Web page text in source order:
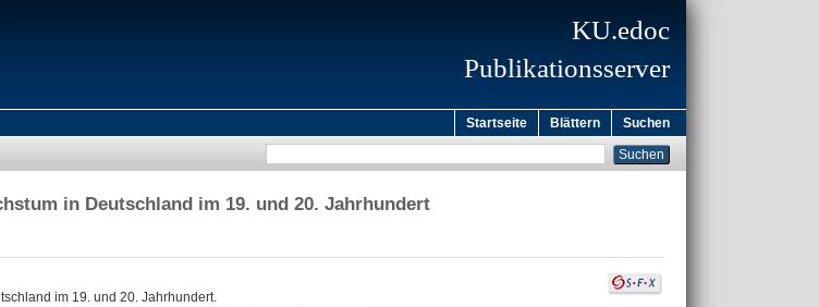
KU.edoc
Publikationsserver
Startseite Blättern Suchen
in Deutschland im 19. und 20. Jahrhundert
im 19. und 20. Jahrhundert.